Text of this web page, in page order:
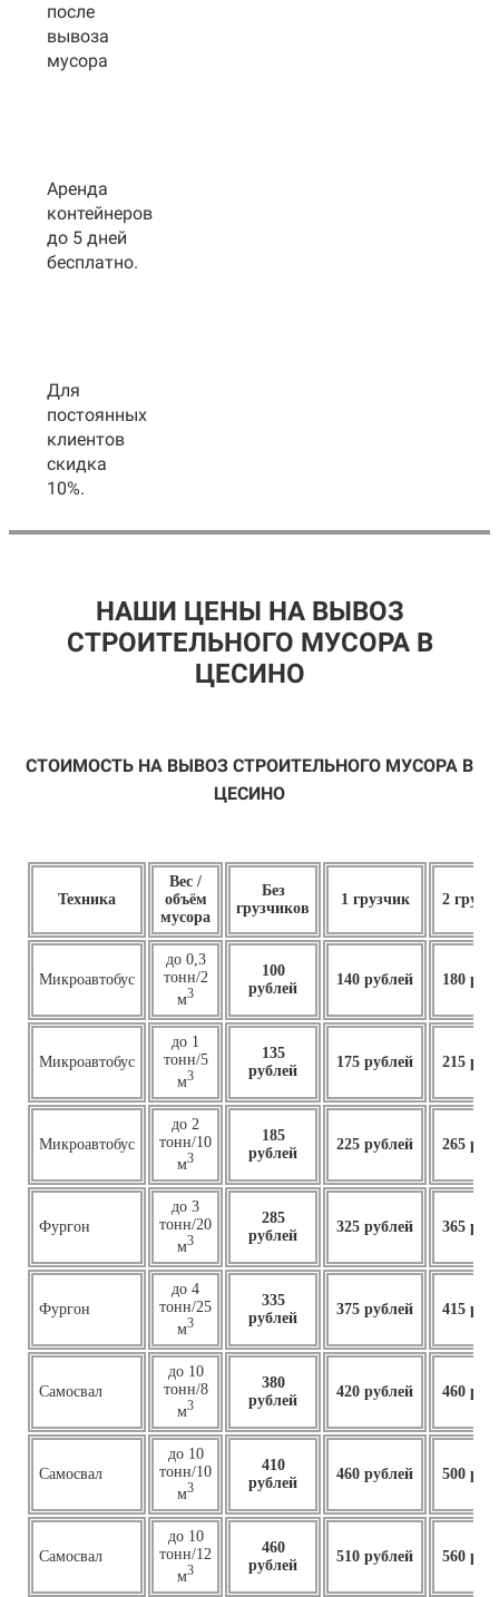
после
вывоза
мусора
Аренда
контейнеров
до 5 дней
бесплатно.
Для
постоянных
клиентов
скидка
10%.
НАШИ ЦЕНЫ НА ВЫВОЗ
СТРОИТЕЛЬНОГО МУСОРА В
ЦЕСИНО
СТОИМОСТЬ НА ВЫВОЗ СТРОИТЕЛЬНОГО МУСОРА В
ЦЕСИНО
Техника
Вес /
объём
мусора
Без
грузчиков
1 грузчик 2
Микроавтобус
до 0,3
тонн/2
м3
100
рублей
140 рублей 180
Микроавтобус
до 1
тонн/5
м3
135
рублей
175 рублей 215
Микроавтобус
до 2
тонн/10
м3
185
рублей
225 рублей 265
Фургон
до 3
тонн/20
м3
285
рублей
325 рублей 365
Фургон
до 4
тонн/25
м3
335
рублей
375 рублей 415
Самосвал
до 10
тонн/8
м3
380
рублей
420 рублей 460
Самосвал
до 10
тонн/10
м3
410
рублей
460 рублей 500
Самосвал
до 10
тонн/12
м3
460
рублей
510 рублей 560